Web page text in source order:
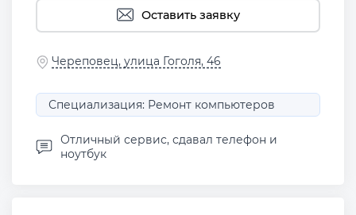
Оставить заявку
Череповец, улица Гоголя, 46
Специализация: Ремонт компьютеров
Отличный сервис, сдавал телефон и
ноутбук